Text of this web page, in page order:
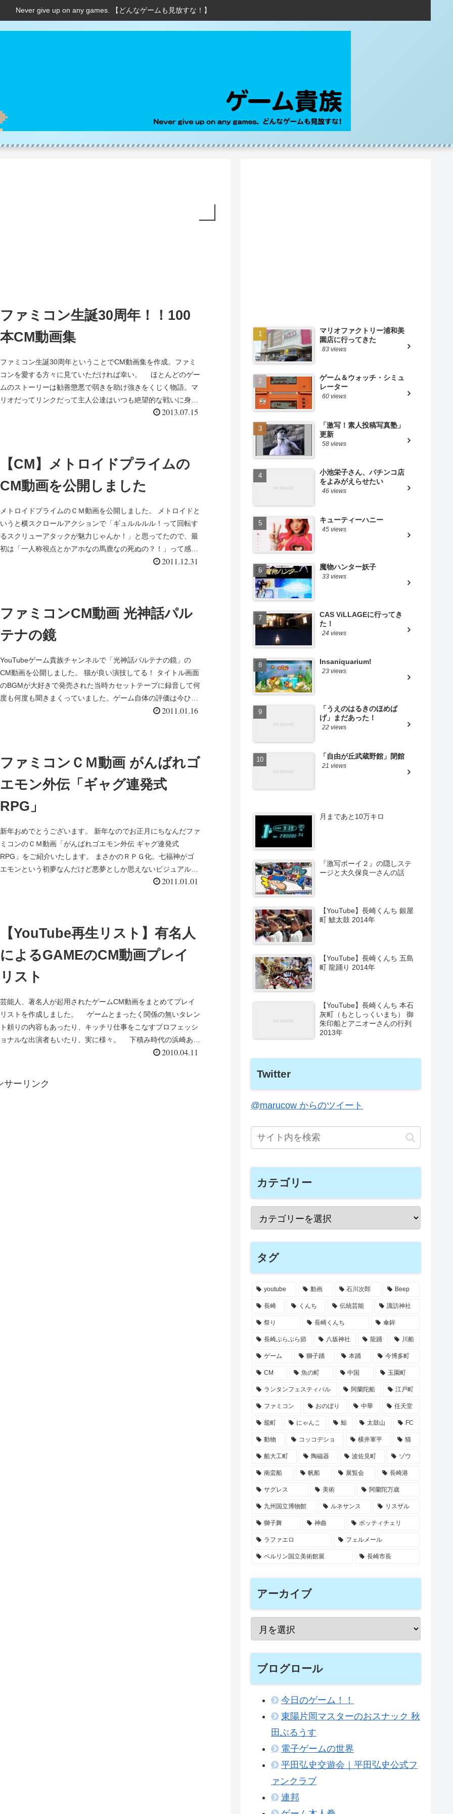
Never give up on any games. 【どんなゲームも見放すな！】
ファミコン生誕30周年！！100
本CM動画集
ファミコン生誕30周年ということでCM動画集を作成。ファミ
コンを愛する方々に見ていただければ幸い。 ほとんどのゲー
ムのストーリーは勧善懲悪で弱きを助け強きをくじく物語。マ
リオだってリンクだって主人公達はいつも絶望的な戦いに身­を
2013.07.15
【CM】メトロイドプライムの
CM動画を公開しました
メトロイドプライムのＣＭ動画を公開しました。 メトロイドと
いうと横スクロールアクションで「ギュルルルル！って回転す
るスクリューアタックが魅力じゃんか！」と思ってたので、最
初は「一人称視点とかアホなの馬鹿なの死ぬの？！」って感じ
2011.12.31
ファミコンCM動画 光神話パル
テナの鏡
YouTubeゲーム貴族チャンネルで「光神話パルテナの鏡」の
CM動画を公開しました。 猫が良い演技してる！ タイトル画面
のBGMが大好きで発売された当時カセットテープに録音して何
度も何度も­聞きまくっていました。ゲーム自体の評価は今ひと
2011.01.16
ファミコンＣＭ動画 がんばれゴ
エモン外伝「ギャグ連発式
RPG」
新年おめでとうございます。 新年なのでお正月にちなんだファ
ミコンのＣＭ動画「がんばれゴエモン外伝 ギャグ連発式
RPG」をご紹介いたします。 まさかのＲＰＧ化。七福神がゴ
エモンという初夢なんだけど悪夢としか思えないビジュアル。
2011.01.01
【YouTube再生リスト】有名人
によるGAMEのCM動画プレイ
リスト
芸能人、著名人が起用されたゲームCM動画をまとめてプレイ
リストを作成しました。 ゲームとまったく関係の無いタレン
ト頼りの内容もあったり、キッチリ仕事をこなすプロフェッシ
ョナルな出演者もいたり、実に様々。 下積み時代の浜崎あゆ
2010.04.11
サーリンク
マリオファクトリー浦和美
園店に行ってきた
83 views
ゲーム＆ウォッチ・シミュ
レーター
60 views
「激写！素人投稿写真塾」
更新
58 views
小池栄子さん、パチンコ店
をよみがえらせたい
46 views
キューティーハニー
45 views
魔物ハンター妖子
33 views
CAS ViLLAGEに行ってき
た！
24 views
Insaniquarium!
23 views
「うえのはるきのほめぱ
げ」まだあった！
22 views
「自由が丘武蔵野館」閉館
21 views
月まであと10万キロ
『激写ボーイ２』の隠しステ
ージと大久保良一さんの話
【YouTube】長崎くんち 銀屋
町 鯱太鼓 2014年
【YouTube】長崎くんち 五島
町 龍踊り 2014年
【YouTube】長崎くんち 本石
灰町（もとしっくいまち） 御
朱印船とアニオーさんの行列
2013年
Twitter
@marucow からのツイート
カテゴリー
タグ
youtube 動画 石川次郎 Beep
長崎 くんち 伝統芸能 諏訪神社
祭り 長崎くんち 傘鉾
長崎ぶらぶら節 八坂神社 龍踊 川船
ゲーム 獅子踊 本踊 今博多町
CM 魚の町 中国 玉園町
ランタンフェスティバル 阿蘭陀船 江戸町
ファミコン おのぼり 中華 任天堂
籠町 にゃんこ 鯨 太鼓山 FC
動物 コッコデショ 横井軍平 猫
船大工町 陶磁器 波佐見町 ゾウ
南蛮船 帆船 展覧会 長崎港
サグレス 美術 阿蘭陀万歳
九州国立博物館 ルネサンス リスザル
獅子舞 神曲 ボッティチェリ
ラファエロ フェルメール
ベルリン国立美術館展 長崎市長
アーカイブ
ブログロール
今日のゲーム！！
東陽片岡マスターのおスナック 秋
田ぶるうす
電子ゲームの世界
平田弘史交遊会｜平田弘史公式フ
ァンクラブ
連邦